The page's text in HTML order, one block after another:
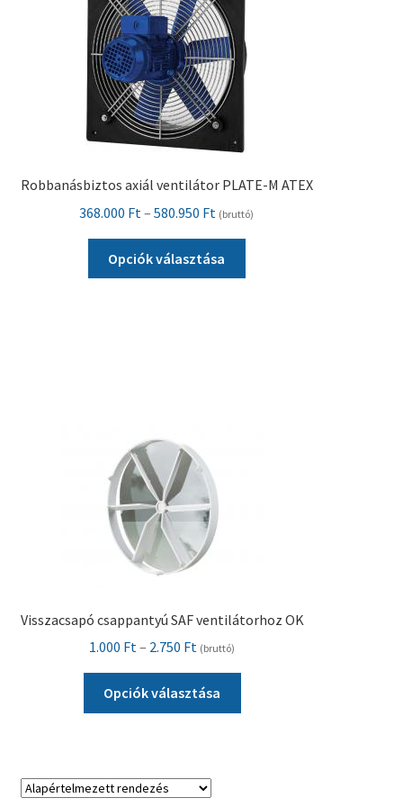
termékoldalon
választhatók
ki
Robbanásbiztos axiál ventilátor PLATE-M ATEX
368.000 Ft – 580.950 Ft Ártartomány:
-
580.950 Ft
(bruttó)
Opciók választása
Visszacsapó csappantyú SAF ventilátorhoz OK
1.000 Ft– 2.750 Ft Ártartomány:
1.000 Ft
-
2.750 Ft
(bruttó)
Opciók választása